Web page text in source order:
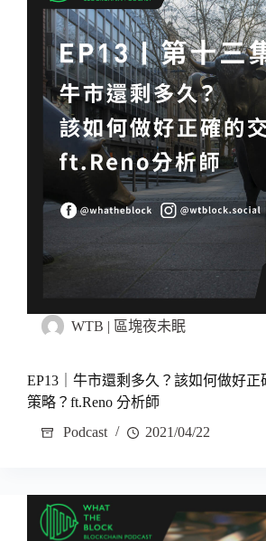
WTB | 區塊夜未眠
EP13｜牛市還剩多久？該如何做好正
策略？ft.Reno 分析師
Podcast
2021/04/22